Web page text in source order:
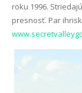
roku 1996.
presnosť. Par